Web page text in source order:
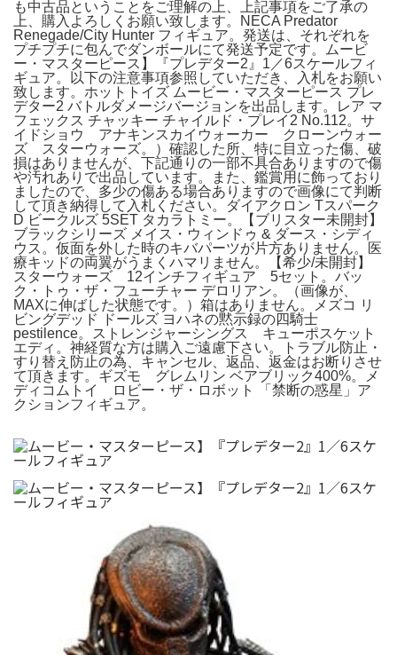
も中古品ということをご理解の上、上記事項をご了承の
上、購入よろしくお願い致します。NECA Predator
Renegade/City Hunter フィギュア。発送は、それぞれを
プチプチに包んでダンボールにて発送予定です。ムービ
ー・マスターピース】『プレデター2』1／6スケールフィ
ギュア。以下の注意事項参照していただき、入札をお願い
致します。ホットトイズ ムービー・マスターピース プレ
デター2 バトルダメージバージョンを出品します。レア マ
フェックス チャッキー チャイルド・プレイ2 No.112。サ
イドショウ アナキンスカイウォーカー クローンウォー
ズ スターウォーズ。）確認した所、特に目立った傷、破
損はありませんが、下記通りの一部不具合ありますので傷
や汚れありで出品しています。また、鑑賞用に飾っており
ましたので、多少の傷ある場合ありますので画像にて判断
して頂き納得して入札ください。ダイアクロン Tスパーク
D ビークルズ 5SET タカラトミー。【ブリスター未開封】
ブラックシリーズ メイス・ウィンドゥ & ダース・シディ
ウス。仮面を外した時のキバパーツが片方ありません。医
療キッドの両翼がうまくハマリません。【希少/未開封】
スターウォーズ 12インチフィギュア 5セット。バッ
ク・トゥ・ザ・フューチャー デロリアン。（画像が、
MAXに伸ばした状態です。）箱はありません。メズコ リ
ビングデッド ドールズ ヨハネの黙示録の四騎士
pestilence。ストレンジャーシングス キューポスケット
エディ。神経質な方は購入ご遠慮下さい。トラブル防止・
すり替え防止の為、キャンセル、返品、返金はお断りさせ
て頂きます。ギズモ グレムリン ベアブリック400%。メ
ディコムトイ ロビー・ザ・ロボット 「禁断の惑星」ア
クションフィギュア。